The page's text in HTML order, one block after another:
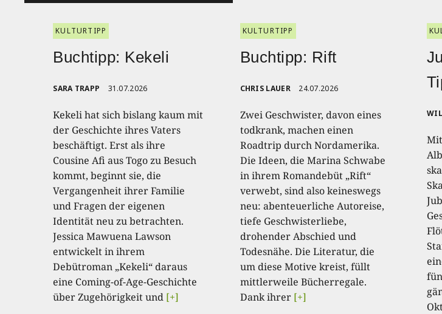
KULTURTIPP
Buchtipp: Kekeli
SARA TRAPP 31.07.2026
Kekeli hat sich bislang kaum mit
der Geschichte ihres Vaters
beschäftigt. Erst als ihre
Cousine Afi aus Togo zu Besuch
kommt, beginnt sie, die
Vergangenheit ihrer Familie
und Fragen der eigenen
Identität neu zu betrachten.
Jessica Mawuena Lawson
entwickelt in ihrem
Debütroman „Kekeli“ daraus
eine Coming-of-Age-Geschichte
über Zugehörigkeit und [+]
KULTURTIPP
Buchtipp: Rift
CHRIS LAUER 24.07.2026
Zwei Geschwister, davon eines
todkrank, machen einen
Roadtrip durch Nordamerika.
Die Ideen, die Marina Schwabe
in ihrem Romandebüt „Rift“
verwebt, sind also keineswegs
neu: abenteuerliche Autoreise,
tiefe Geschwisterliebe,
drohender Abschied und
Todesnähe. Die Literatur, die
um diese Motive kreist, füllt
mittlerweile Bücherregale.
Dank ihrer [+]